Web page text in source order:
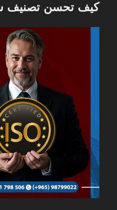
كيف تحسن تصنيف